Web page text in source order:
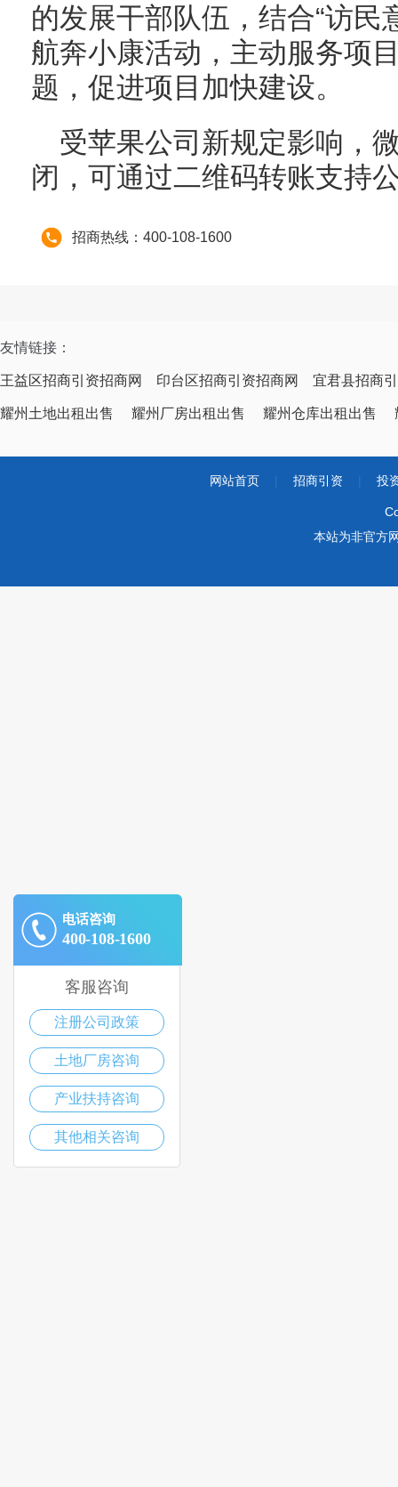
的发展干部队伍，结合“访民
航奔小康活动，主动服务项
题，促进项目加快建设。
受苹果公司新规定影响，
闭，可通过二维码转账支持
招商热线：400-108-1600
友情链接：
王益区招商引资招商网 印台区招商引资招商网 宜君县招商
耀州土地出租出售 耀州厂房出租出售 耀州仓库出租出售
网站首页 招商引资 投
本站为非官方
电话咨询
400-108-1600
客服咨询
注册公司政策
土地厂房咨询
产业扶持咨询
其他相关咨询